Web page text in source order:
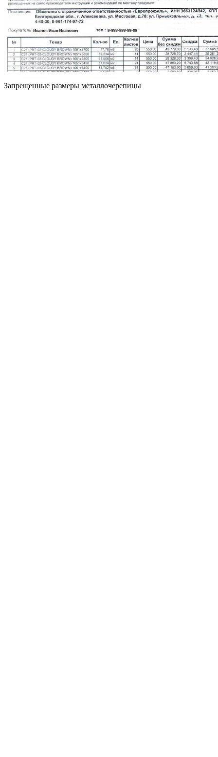
Запрещенные размеры металлочерепицы